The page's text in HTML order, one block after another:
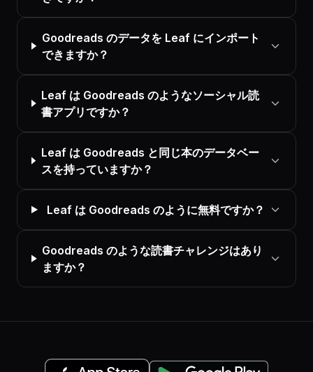
Goodreads のデータを Leaf にインポート
できますか？
Leaf は Goodreads のようなソーシャル読
書アプリですか？
Leaf は Goodreads と同じ本のデータベー
スを持っていますか？
Leaf は Goodreads のように無料ですか？
Goodreads のような読書チャレンジはあり
ますか？